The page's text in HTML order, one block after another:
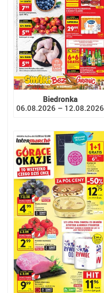
Biedronka
06.08.2026 – 12.08.2026